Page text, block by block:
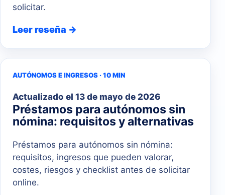
solicitar.
Leer reseña →
AUTÓNOMOS E INGRESOS · 10 MIN
Actualizado el 13 de mayo de 2026
Préstamos para autónomos sin
nómina: requisitos y alternativas
Préstamos para autónomos sin nómina:
requisitos, ingresos que pueden valorar,
costes, riesgos y checklist antes de solicitar
online.